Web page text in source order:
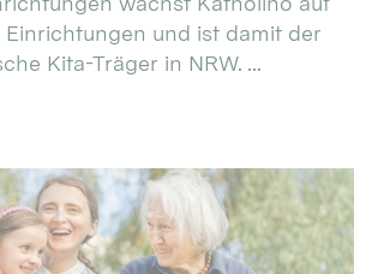
und ist damit der
Kita-Träger in NRW. ...